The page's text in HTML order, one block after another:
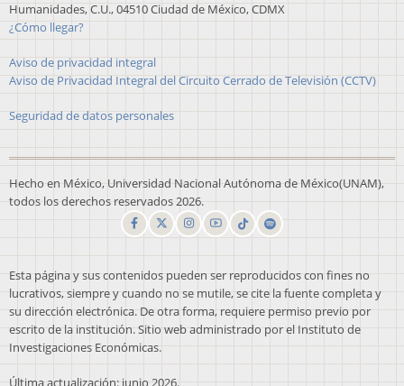
Humanidades, C.U., 04510 Ciudad de México, CDMX
¿Cómo llegar?
Aviso de privacidad integral
Aviso de Privacidad Integral del Circuito Cerrado de Televisión (CCTV)
Seguridad de datos personales
Hecho en México, Universidad Nacional Autónoma de México(UNAM),
todos los derechos reservados 2026.
Esta página y sus contenidos pueden ser reproducidos con fines no
lucrativos, siempre y cuando no se mutile, se cite la fuente completa y
su dirección electrónica. De otra forma, requiere permiso previo por
escrito de la institución. Sitio web administrado por el Instituto de
Investigaciones Económicas.
Última actualización: junio 2026.